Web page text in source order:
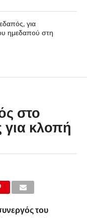
για
ημεδαπού στη
στο
κλοπή
του